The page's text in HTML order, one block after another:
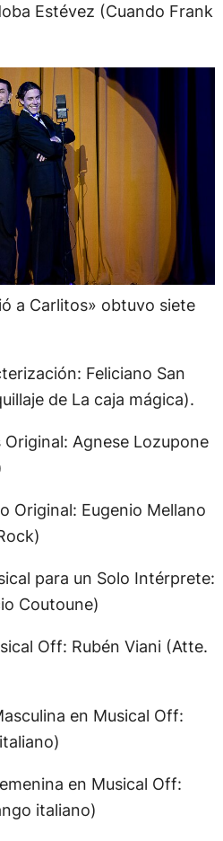
Estévez (Cuando Frank
a Carlitos» obtuvo siete
Feliciano San
de La caja mágica).
Agnese Lozupone
Original: Eugenio Mellano
para un Solo Intérprete:
Coutoune)
Off: Rubén Viani (Atte.
en Musical Off:
en Musical Off:
italiano)